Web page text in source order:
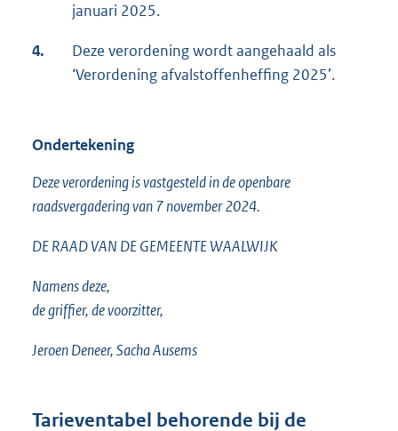
januari 2025.
4.
Deze verordening wordt aangehaald als
‘Verordening afvalstoffenheffing 2025’.
Ondertekening
Deze verordening is vastgesteld in de openbare
raadsvergadering van 7 november 2024.
DE RAAD VAN DE GEMEENTE WAALWIJK
Namens deze,
de griffier, de voorzitter,
Jeroen Deneer, Sacha Ausems
Tarieventabel behorende bij de